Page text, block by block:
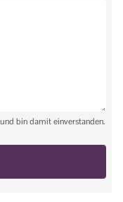
bin damit einverstanden.